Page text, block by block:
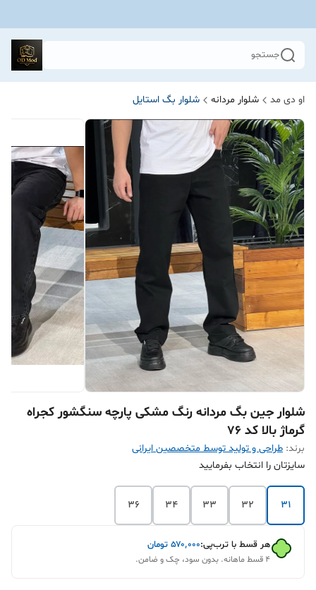
جستجو
او دی مد شلوار مردانه شلوار بگ استایل
شلوار جین بگ مردانه رنگ مشکی پارچه سنگشور کجراه
گرماژ بالا کد ۷۶
برند: طراحی و تولید توسط متخصصین ایرانی
سایزتان را انتخاب بفرمایید
31
32
33
34
36
هر قسط با ترب‌پی:۵۷۰٬۰۰۰ تومان
۴ قسط ماهانه. بدون سود، چک و ضامن.